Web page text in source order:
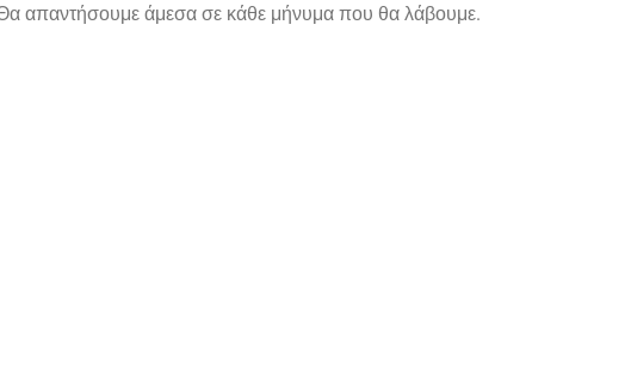
απαντήσουμε άμεσα σε κάθε μήνυμα που θα λάβουμε.